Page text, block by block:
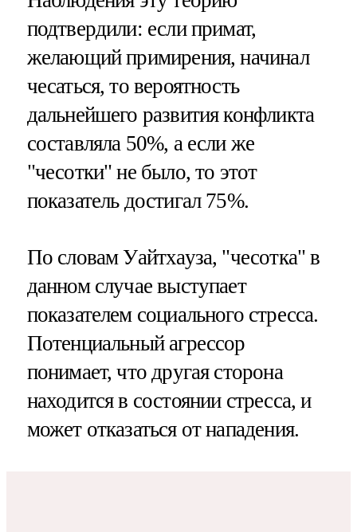
подтвердили: если примат,
желающий примирения, начинал
чесаться, то вероятность
дальнейшего развития конфликта
составляла 50%, а если же
"чесотки" не было, то этот
показатель достигал 75%.
По словам Уайтхауза, "чесотка" в
данном случае выступает
показателем социального стресса.
Потенциальный агрессор
понимает, что другая сторона
находится в состоянии стресса, и
может отказаться от нападения.